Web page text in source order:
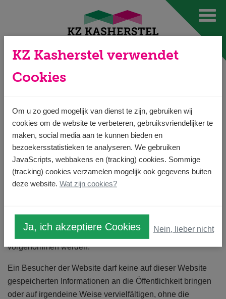
Disclaimer
Trotz der fortwährenden Pflege und der Aufmerksamkeit,
die wir der Website widmen, ist es möglich, dass die
Informationen, die auf der Website veröffentlicht werden,
unvollständig, bzw. falsch sind. Die Nutzung jeglicher
Informationen, erhalten mittels dieser Website, erfolgt auf
Risiko des Benutzers.
sofortigem Eingang und ohne jegliche Bekanntgabe
vorgenommen werden.
Ein Besucher der Website darf keine auf dieser Website
gespeicherten Informationen an die Öffentlichkeit bringen
oder auf irgendeine Weise vervielfältigen, ohne die
KZ Kasherstel verwendet
Cookies
Om u zo goed mogelijk van dienst te zijn, gebruiken wij
cookies om de website te verbeteren, gebruiksvriendelijker te
maken, social media aan te kunnen bieden en
bezoekersstatistieken te analyseren. We gebruiken
JavaScripts, webbakens en (tracking) cookies. Sommige
(tracking) cookies verzamelen mogelijk ook gegevens buiten
deze website. Wat zijn cookies?
Ja, ich akzeptiere Cookies Nein, lieber nicht